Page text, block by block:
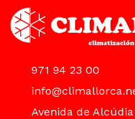
971 94 23 00
Avenida de